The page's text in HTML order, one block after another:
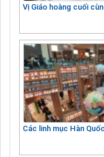
Vị Giáo hoàng cuối
Các linh mục Hàn